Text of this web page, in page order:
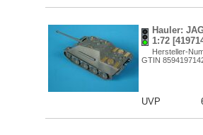
Hauler:
1:72
Hersteller-
GTIN
UVP